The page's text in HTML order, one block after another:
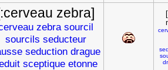
zebra]
zebra sourcil
sourcils seducteur
seduction drague
sceptique etonne